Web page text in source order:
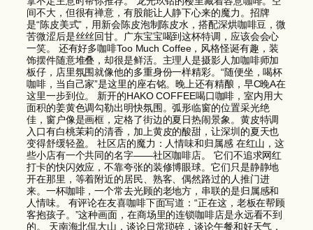
间不大，但很有禅意，有股能让人静下心来的魔力。招牌
是“陈皮美式”，用新会陈皮泡制陈皮水，搭配深烘咖啡豆，微
苦微涩后是丝丝回甘。广东宝宝喝到这杯特调，应该会会心
一笑。 还有好多咖啡Too Much Coffee，风格怪诞有趣，装
饰摆件随意堆叠，却很是鲜活。主理人是摄影人加咖啡师加
板仔，店里氛围就像他的多重身份一样精彩。“随便坐，喝杯
咖啡，当自己家”是这里的座右铭。晚上还有精酿，早C晚A在
这里一步到位。 新开的HAKO COFFEE喝口咖啡，室内用大
面积的姜黄色调勾勒出明快氛围。弧形临窗的位置采光绝
佳，窗户像是画框，定格了街边的夏日热闹景象。黄皮特调
入口有白桃茉莉的清香，加上黄皮的酸甜，让深圳的夏天也
变得舒缓轻盈。 社区店的魔力：人情味和归属感 在红山，这
些小店有一个共同的名字——社区咖啡店。 它们不追求网红
打卡的快闪效应，不靠夸张的装修博眼球。它们只是静静地
开在那里，等着附近的居民、熟客、偶然路过的人推门进
来。一杯咖啡，一个常去光顾的老地方，串联的是归属感和
人情味。 有评论在友喜咖啡下面写道：“正在这，老板在帮顾
客抱孩子。”这种画面，在商场里的连锁咖啡店是永远看不到
的。 天南海北侃大山，谈论日常琐碎，谈论午餐和好天气，